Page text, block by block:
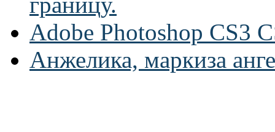
Adobe Photoshop CS3
Анжелика, маркиза